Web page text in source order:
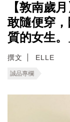
【敦南歲
敢隨便穿
質的女生。
撰文 ELLE
誠品專欄